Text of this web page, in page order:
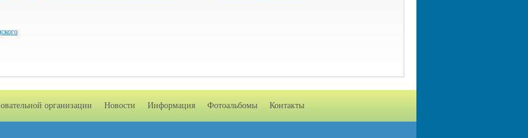
организации Новости Информация Фотоальбомы Контакты